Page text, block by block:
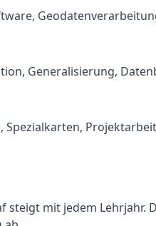
Generalisierung,
Spezialkarten, Projektarbeit
steigt mit jedem Lehrjahr.